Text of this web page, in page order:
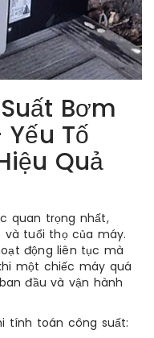
Bơm
Tố
Quả
quan trọng nhất,
và tuổi thọ của máy.
động liên tục mà
một chiếc máy quá
đầu và vận hành
tính toán công suất: